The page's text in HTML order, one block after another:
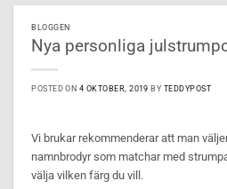
BLOGGEN
Nya personliga
POSTED ON 4 OKTOBER, 2019 BY TEDDYPOST
Vi brukar rekommenderar att man
namnbrodyr som matchar med
välja vilken färg du vill.